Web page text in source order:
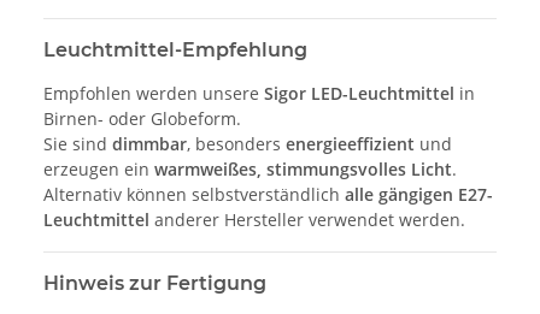
Leuchtmittel-Empfehlung
Empfohlen werden unsere Sigor LED-Leuchtmittel in
Birnen- oder Globeform.
Sie sind dimmbar, besonders energieeffizient und
erzeugen ein warmweißes, stimmungsvolles Licht.
Alternativ können selbstverständlich alle gängigen E27-
Leuchtmittel anderer Hersteller verwendet werden.
Hinweis zur Fertigung